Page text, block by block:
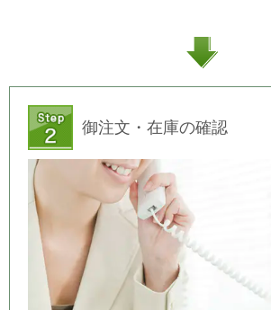
御注文・在庫の確認